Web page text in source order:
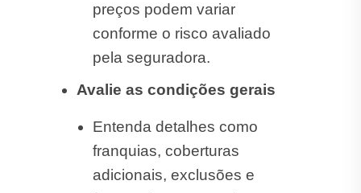
preços podem variar
conforme o risco avaliado
pela seguradora.
Avalie as condições gerais
Entenda detalhes como
franquias, coberturas
adicionais, exclusões e